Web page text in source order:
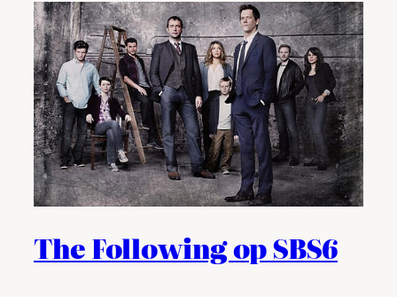
The Following op SBS6